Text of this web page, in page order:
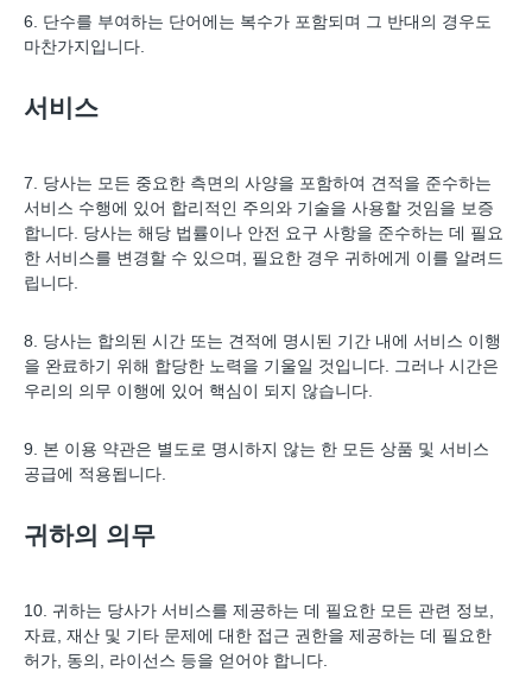
6. 단수를 부여하는 단어에는 복수가 포함되며 그 반대의 경우도
마찬가지입니다.
서비스
7. 당사는 모든 중요한 측면의 사양을 포함하여 견적을 준수하는
서비스 수행에 있어 합리적인 주의와 기술을 사용할 것임을 보증
합니다. 당사는 해당 법률이나 안전 요구 사항을 준수하는 데 필요
한 서비스를 변경할 수 있으며, 필요한 경우 귀하에게 이를 알려드
립니다.
8. 당사는 합의된 시간 또는 견적에 명시된 기간 내에 서비스 이행
을 완료하기 위해 합당한 노력을 기울일 것입니다. 그러나 시간은
우리의 의무 이행에 있어 핵심이 되지 않습니다.
9. 본 이용 약관은 별도로 명시하지 않는 한 모든 상품 및 서비스
공급에 적용됩니다.
귀하의 의무
10. 귀하는 당사가 서비스를 제공하는 데 필요한 모든 관련 정보,
자료, 재산 및 기타 문제에 대한 접근 권한을 제공하는 데 필요한
허가, 동의, 라이선스 등을 얻어야 합니다.